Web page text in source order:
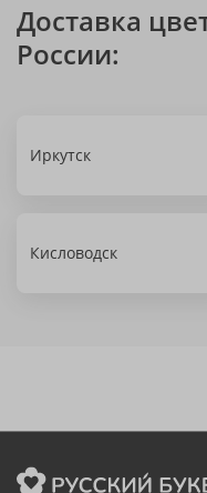
Доставка
России:
Иркутск
Кисловодск